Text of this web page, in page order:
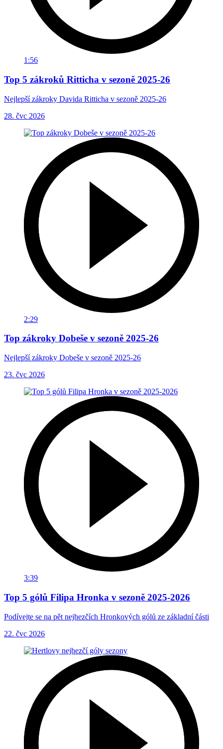
1:56
Top 5 zákroků Ritticha v sezoně 2025-26
Nejlepší zákroky Davida Ritticha v sezoně 2025-26
28. čvc 2026
2:29
Top zákroky Dobeše v sezoně 2025-26
Nejlepší zákroky Dobeše v sezoně 2025-26
23. čvc 2026
3:39
Top 5 gólů Filipa Hronka v sezoně 2025-2026
Podívejte se na pět nejhezčích Hronkových gólů ze základní části
22. čvc 2026